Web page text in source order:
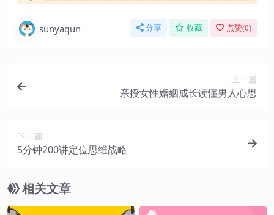
sunyaqun 分享 收藏 点赞(0)
上一篇
亲授女性婚姻成长读懂男人心思
下一篇
5分钟200讲定位思维战略
相关文章